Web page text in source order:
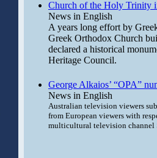
Church of the Holy Trinity
News in English
A years long effort by
Greek Orthodox Church
declared a historical
Heritage Council.
George Alkaios’ “OPA”
News in English
Australian television viewers
from European viewers with
multicultural television channel